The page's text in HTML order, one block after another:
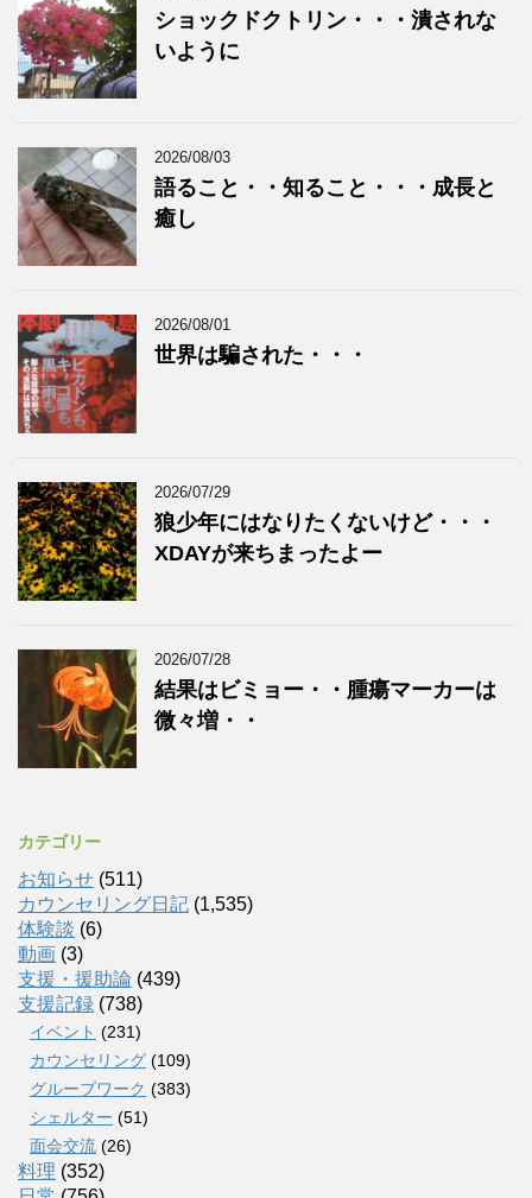
ショックドクトリン・・・潰されな
いように
2026/08/03
語ること・・知ること・・・成長と
癒し
2026/08/01
世界は騙された・・・
2026/07/29
狼少年にはなりたくないけど・・・
XDAYが来ちまったよー
2026/07/28
結果はビミョー・・腫瘍マーカーは
微々増・・
カテゴリー
お知らせ (511)
カウンセリング日記 (1,535)
体験談 (6)
動画 (3)
支援・援助論 (439)
支援記録 (738)
イベント (231)
カウンセリング (109)
グループワーク (383)
シェルター (51)
面会交流 (26)
料理 (352)